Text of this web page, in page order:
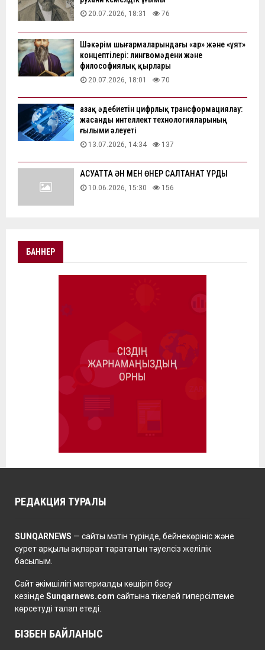
20.07.2026, 18:31 76
Шәкәрім шығармаларындағы «ар» және «ұят»
концептілері: лингвомәдени және
философиялық қырлары
20.07.2026, 18:01 70
Қазақ әдебиетін цифрлық трансформациялау:
жасанды интеллект технологияларының
ғылыми әлеуеті
13.07.2026, 14:34 137
АҚСУАТТА ӘН МЕН ӨНЕР САЛТАНАТ ҚҰРДЫ
10.06.2026, 15:30 156
БАННЕР
РЕДАКЦИЯ ТУРАЛЫ
SUNQARNEWS — сайты мәтін түрінде, бейнекөрініс және
сурет арқылы ақпарат тарататын тәуелсіз желілік
басылым.
Сайт әкімшілігі материалды көшіріп басу
кезінде Sunqarnews.com сайтына тікелей гиперсілтеме
көрсетуді талап етеді.
БІЗБЕН БАЙЛАНЫС